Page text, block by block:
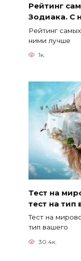
Рейтинг
Зодиака. С
Рейтинг
ними лучше
1к.
Тест на
тест на тип
Тест на
тип вашего
30.4к.